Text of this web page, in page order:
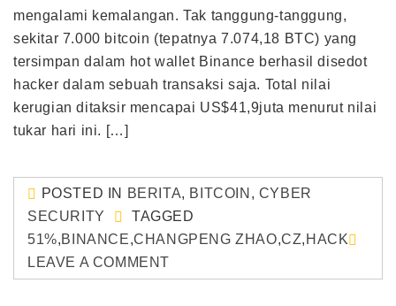
mengalami kemalangan. Tak tanggung-tanggung,
sekitar 7.000 bitcoin (tepatnya 7.074,18 BTC) yang
tersimpan dalam hot wallet Binance berhasil disedot
hacker dalam sebuah transaksi saja. Total nilai
kerugian ditaksir mencapai US$41,9juta menurut nilai
tukar hari ini. […]
POSTED IN BERITA, BITCOIN , CYBER
SECURITY
TAGGED
51%,BINANCE,CHANGPENG ZHAO,CZ, HACK
LEAVE A COMMENT